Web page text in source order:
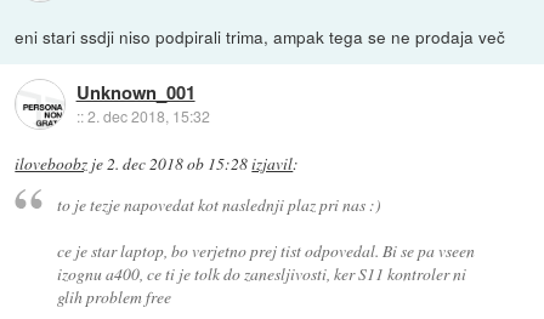
eni stari ssdji niso podpirali trima, ampak tega se ne prodaja več
Unknown_001
::2. dec 2018, 15:32
iloveboobz je2. dec 2018 ob 15:28izjavil:
to je tezje napovedat kot naslednji plaz pri nas :)
ce je star laptop, bo verjetno prej tist odpovedal. Bi se pa vseen
izognu a400, ce ti je tolk do zanesljivosti, ker S11 kontroler ni
glih problem free